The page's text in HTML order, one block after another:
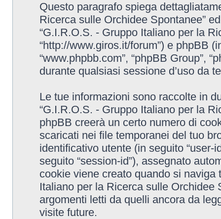
Questo paragrafo spiega
Ricerca sulle Orchidee Spontanee”
“G.I.R.O.S. - Gruppo Italiano per la
“http://www.giros.it/forum”) e phpBB
“www.phpbb.com”, “phpBB Group”,
durante qualsiasi sessione d’uso da
Le tue informazioni sono raccolte in
“G.I.R.O.S. - Gruppo Italiano per la
phpBB creerà un certo numero di
scaricati nei file temporanei del tuo
identificativo utente (in seguito
seguito “session-id”), assegnato
cookie viene creato quando si naviga
Italiano per la Ricerca sulle Orchidee
argomenti letti da quelli ancora da
visite future.